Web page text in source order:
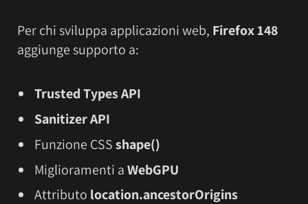
Per chi sviluppa applicazioni web, Firefox 148
aggiunge supporto a:
Trusted Types API
Sanitizer API
Funzione CSSshape()
Miglioramenti aWebGPU
Attributo location.ancestorOrigins